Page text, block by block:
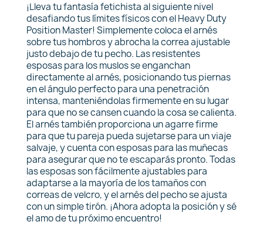
¡Lleva tu fantasía fetichista al siguiente nivel
desafiando tus límites físicos con el Heavy Duty
Position Master! Simplemente coloca el arnés
sobre tus hombros y abrocha la correa ajustable
justo debajo de tu pecho. Las resistentes
esposas para los muslos se enganchan
directamente al arnés, posicionando tus piernas
en el ángulo perfecto para una penetración
intensa, manteniéndolas firmemente en su lugar
para que no se cansen cuando la cosa se calienta.
El arnés también proporciona un agarre firme
para que tu pareja pueda sujetarse para un viaje
salvaje, y cuenta con esposas para las muñecas
para asegurar que no te escaparás pronto. Todas
las esposas son fácilmente ajustables para
adaptarse a la mayoría de los tamaños con
correas de velcro, y el arnés del pecho se ajusta
con un simple tirón. ¡Ahora adopta la posición y sé
el amo de tu próximo encuentro!